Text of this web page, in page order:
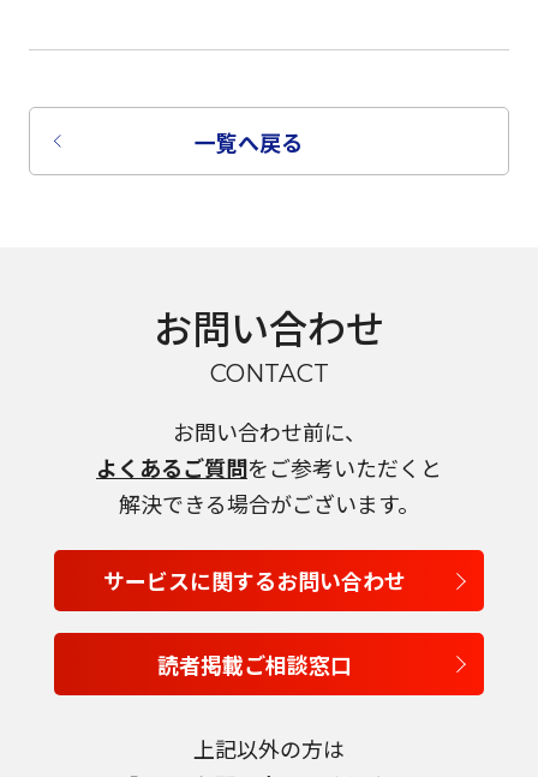
一覧へ戻る
お問い合わせ
CONTACT
お問い合わせ前に、
よくあるご質問をご参考いただくと
解決できる場合がございます。
サービスに関するお問い合わせ
読者掲載ご相談窓口
上記以外の方は